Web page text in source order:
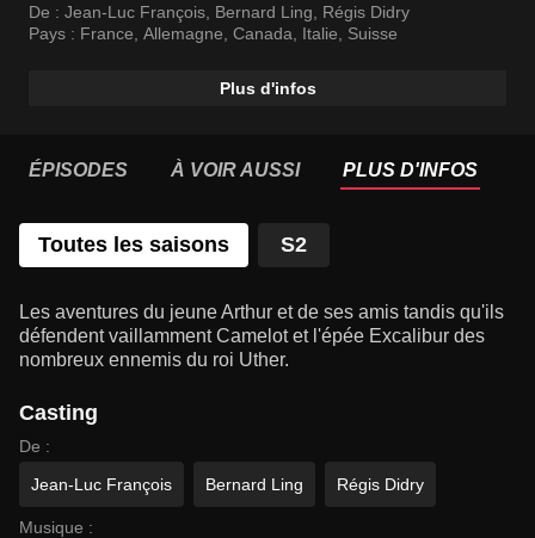
De : Jean-Luc François Bernard Ling
Régis Didry
Pays : France Allemagne Canada Italie Suisse
Plus d'infos
ÉPISODES À VOIR AUSSI PLUS D'INFOS
Toutes les saisons S2
Les aventures du jeune Arthur et de ses amis tandis qu'ils
défendent vaillamment Camelot et l'épée Excalibur des
nombreux ennemis du roi Uther.
Casting
De :
Jean-Luc François
Bernard Ling Régis Didry
Musique :